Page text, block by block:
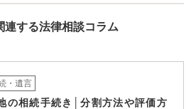
連する法律相談コラム
・遺言
の相続手続き│分割方法や評価方